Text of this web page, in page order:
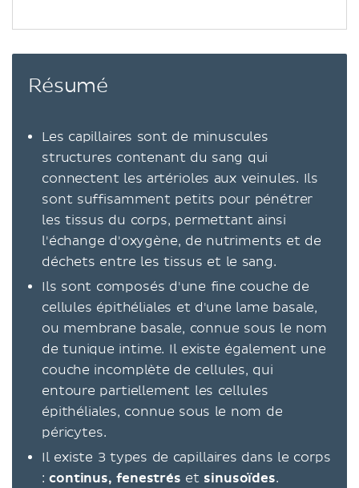
Résumé
Les capillaires sont de minuscules
structures contenant du sang qui
connectent les artérioles aux veinules. Ils
sont suffisamment petits pour pénétrer
les tissus du corps, permettant ainsi
l'échange d'oxygène, de nutriments et de
déchets entre les tissus et le sang.
Ils sont composés d'une fine couche de
cellules épithéliales et d'une lame basale,
ou membrane basale, connue sous le nom
de tunique intime. Il existe également une
couche incomplète de cellules, qui
entoure partiellement les cellules
épithéliales, connue sous le nom de
péricytes.
Il existe 3 types de capillaires dans le corps
:continus, fenestrés et sinusoïdes.